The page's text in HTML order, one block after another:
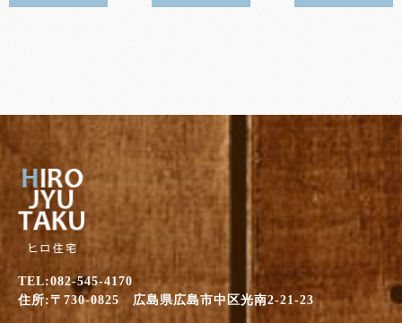
TEL:082-545-4170
住所:〒730-0825 広島県広島市中区光南2-21-23